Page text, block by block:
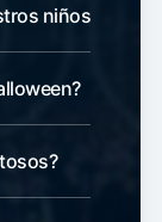
niños